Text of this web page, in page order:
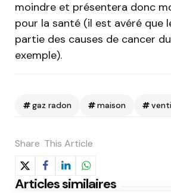
moindre et présentera donc
pour la santé (il est avéré que
partie des causes de cancer
exemple).
gaz radon maison
Share This Article
Articles similaires